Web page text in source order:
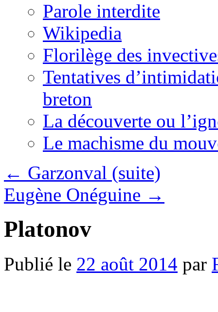
Parole interdite
Wikipedia
Florilège des
Tentatives
breton
La découverte ou
Le machisme du
← Garzonval (suite)
Eugène Onéguine →
Platonov
Publié le 22 août 2014 par